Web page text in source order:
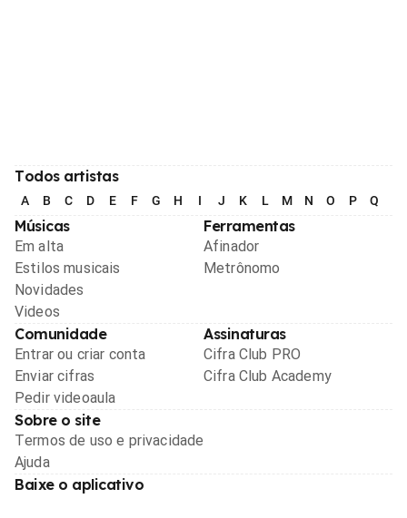
Todos artistas
A B C D E F G H I J K L M N O P Q
Músicas
Em alta
Estilos musicais
Novidades
Videos
Ferramentas
Afinador
Metrônomo
Comunidade
Entrar ou criar conta
Enviar cifras
Pedir videoaula
Assinaturas
Cifra Club PRO
Cifra Club Academy
Sobre o site
Termos de uso e privacidade
Ajuda
Baixe o aplicativo